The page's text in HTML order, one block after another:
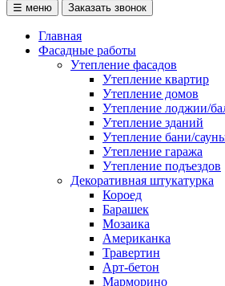
☰ меню
Заказать звонок
Главная
Фасадные работы
Утепление фасадов
Утепление квартир
Утепление домов
Утепление лоджии/
Утепление зданий
Утепление бани/
Утепление гаража
Утепление подъездов
Декоративная штукатурка
Короед
Барашек
Мозаика
Американка
Травертин
Арт-бетон
Марморино